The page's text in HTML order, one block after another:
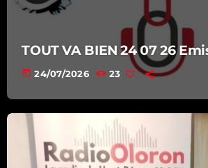
TOUT VA BIEN 24 07 26
today 24/07/2026 23